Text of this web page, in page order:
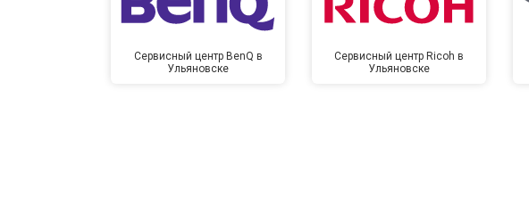
Сервисный центр BenQ в
Ульяновске
Сервисный центр Ricoh в
Ульяновске